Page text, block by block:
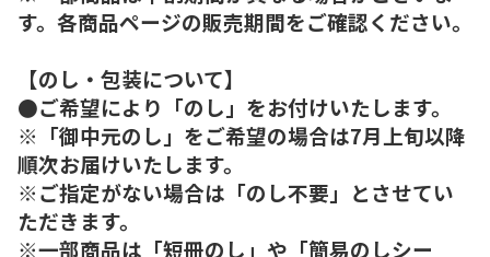
す。各商品ページの販売期間をご確認ください。
【のし・包装について】
●ご希望により「のし」をお付けいたします。
※「御中元のし」をご希望の場合は7月上旬以降
順次お届けいたします。
※ご指定がない場合は「のし不要」とさせてい
ただきます。
※一部商品は「短冊のし」や「簡易のしシー